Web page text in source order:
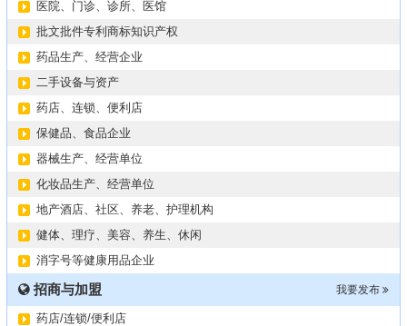
华北某药厂转让（年利有3000多万）
某医药销售团队寻求品种大包
“粤省心”为企业定制专业化的财务服务
【专注投资】城投 交投 建投等国企项目合作
【寻求合作】海外代理、慈善机构
某资方在全国大量求购各地机构
西南地区某煤炭公司寻求合作
2024第34届（广东）国际大健康产业博览会
某器械公司项目技术转让
10-13
#冠心病养生素口服液项目招商或寻求技术转让
大健康交易中心平台招商
医院、门诊、诊所、医馆
批文批件专利商标知识产权
药品生产、经营企业
二手设备与资产
药店、连锁、便利店
保健品、食品企业
器械生产、经营单位
化妆品生产、经营单位
地产酒店、社区、养老、护理机构
健体、理疗、美容、养生、休闲
消字号等健康用品企业
我要发布
招商与加盟
药店/连锁/便利店